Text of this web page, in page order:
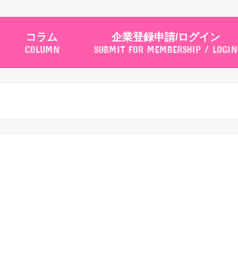
コラム
COLUMN
企業登録申請/ログイン
SUBMIT FOR MEMBERSHIP / LOGIN